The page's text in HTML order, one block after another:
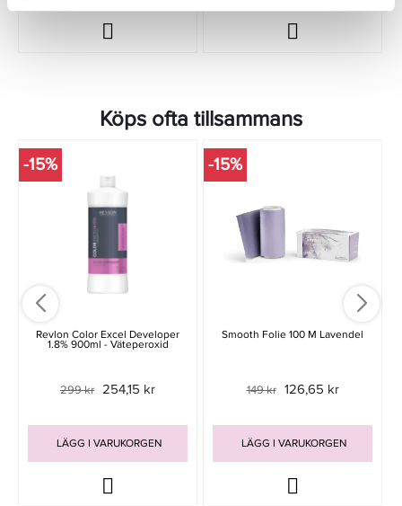
Köps ofta tillsammans
-15%
Revlon Color Excel Developer
1.8% 900ml - Väteperoxid
299 kr 254,15 kr
LÄGG I VARUKORGEN
-15%
Smooth Folie 100 M Lavendel
149 kr 126,65 kr
LÄGG I VARUKORGEN